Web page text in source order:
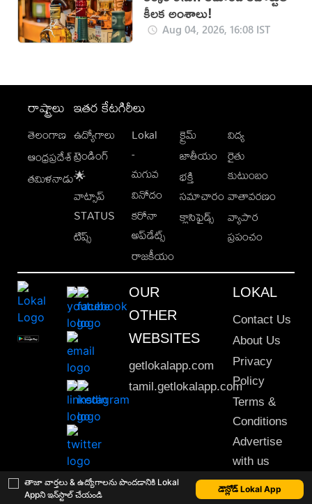
తాజా వార్తలు & ఉద్యోగాలను పొందడానికి Lokal
Appని ఇన్‌స్టాల్ చేయండి
డౌన్లోడ్ Lokal App
కీలక అంశాలు!
Aug 04, 2026, 16:08 IST
రాష్ట్రాలు
తెలంగాణ
ఆంధ్రప్రదేశ్
తమిళనాడు
ఇతర కేటగిరీలు
ఉద్యోగాలు
ట్రెండింగ్
🌟
వాట్సాప్
STATUS
టిప్స్
Lokal
-
మగువ
వినోదం
కరోనా
అప్‌డేట్స్
రాజకీయం
క్రైమ్
జాతీయం
భక్తి
సమాచారం
క్లాసిఫైడ్స్
విద్య
రైతు
కుటుంబం
వాతావరణం
వ్యాపార
ప్రపంచం
OUR
OTHER
WEBSITES
getlokalapp.com
tamil.getlokalapp.com
LOKAL
Contact Us
About Us
Privacy
Policy
Terms &
Conditions
Advertise
with us
Sitemap
This material may not be published, transmitted, rewritten or redistributed. © 2020 Lokal App. All rights reserved.